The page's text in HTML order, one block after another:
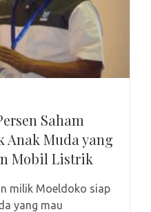
Saham
Anak Muda yang
Mobil Listrik
milik Moeldoko siap
yang mau